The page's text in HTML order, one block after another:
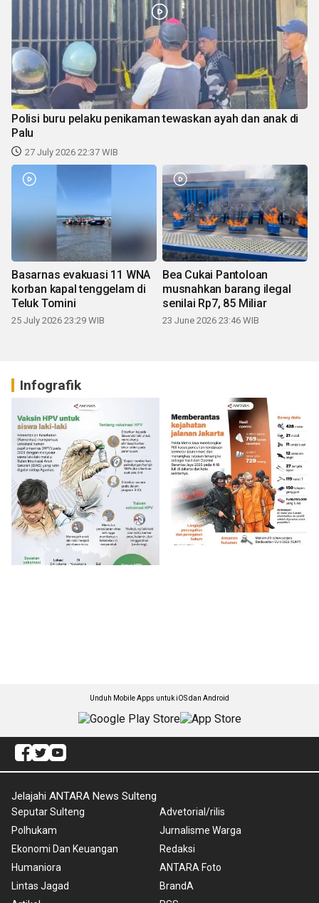
Polisi buru pelaku penikaman tewaskan ayah dan anak di
Palu
27 July 2026 22:37 WIB
Basarnas evakuasi 11 WNA
korban kapal tenggelam di
Teluk Tomini
25 July 2026 23:29 WIB
Bea Cukai Pantoloan
musnahkan barang ilegal
senilai Rp7, 85 Miliar
23 June 2026 23:46 WIB
Infografik
Unduh Mobile Apps untuk iOS dan Android
Jelajahi ANTARA News Sulteng
Seputar Sulteng
Polhukam
Ekonomi Dan Keuangan
Humaniora
Lintas Jagad
Advetorial/rilis
Jurnalisme Warga
Redaksi
ANTARA Foto
BrandA